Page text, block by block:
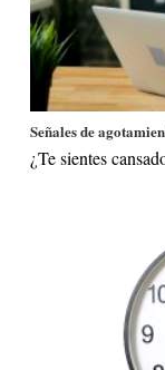
Señales de
¿Te sientes